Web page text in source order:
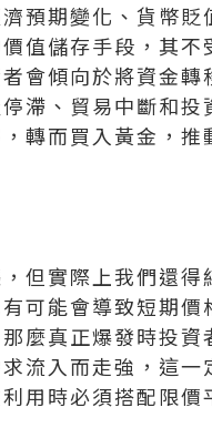
預期變化、貨幣貶
值儲存手段，其不
會傾向於將資金轉
滯、貿易中斷和投
轉而買入黃金，推
但實際上我們還得
可能會導致短期價
麼真正爆發時投資
流入而走強，這一
用時必須搭配限價